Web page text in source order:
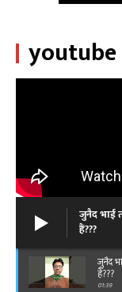
youtube
जुनैद भाई
हैं???
जुनैद
हैं???
01:39